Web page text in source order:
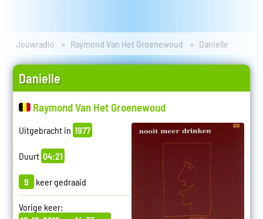
Jouwradio Raymond Van Het Groenewoud Danielle
Danielle
Raymond Van Het Groenewoud
Uitgebracht in 1977
Duurt 04:21
9 keer gedraaid
Vorige keer: